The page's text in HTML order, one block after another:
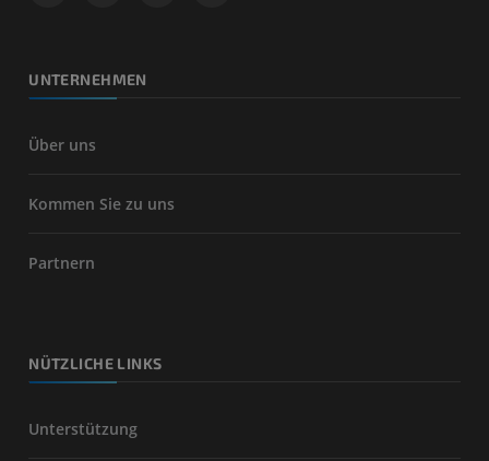
UNTERNEHMEN
Über uns
Kommen Sie zu uns
Partnern
NÜTZLICHE LINKS
Unterstützung